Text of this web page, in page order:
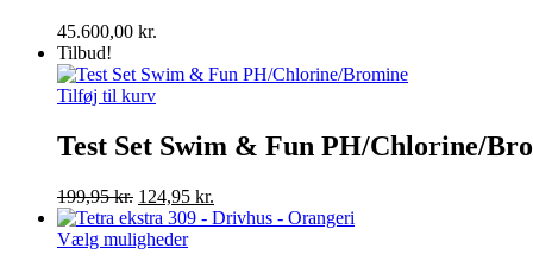
45.600,00 kr.
Tilbud!
Tilføj til kurv
Test Set Swim & Fun PH/Chlorine/
199,95kr. Den
oprindelige
pris
124,95 kr.
aktuelle
Vælg mulighederDette